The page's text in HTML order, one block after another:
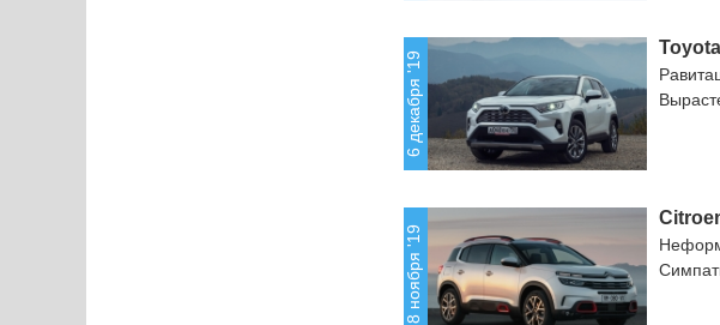
6 декабря '19
8 ноября '19